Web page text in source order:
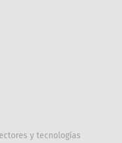
y tecnologías